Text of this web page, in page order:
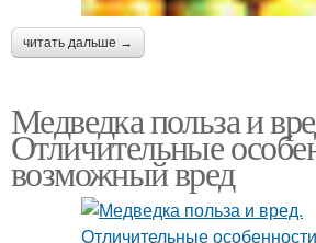
читать дальше →
Медведка польза и
Отличительные
возможный вред